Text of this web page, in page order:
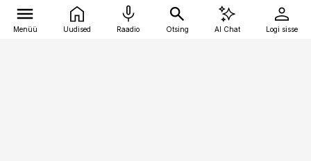
Menüü Uudised Raadio Otsing AI Chat Logi sisse